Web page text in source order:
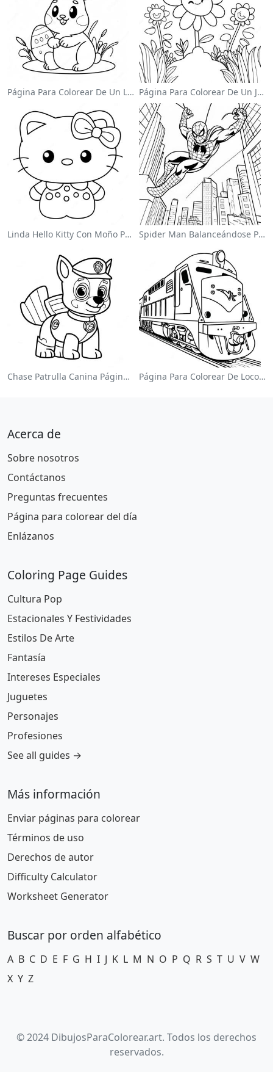
Página Para Colorear De Un Lindo Conejo De Pascua Página Para Colorear De Un Jardín De Flores Coloridas
Linda Hello Kitty Con Moño Para Colorear Spider Man Balanceándose Por La Ciudad Para Colorear
Chase Patrulla Canina Página Para Colorear Página Para Colorear De Locomotora Colorida
Acerca de
Sobre nosotros
Contáctanos
Preguntas frecuentes
Página para colorear del día
Enlázanos
Coloring Page Guides
Cultura Pop
Estacionales Y Festividades
Estilos De Arte
Fantasía
Intereses Especiales
Juguetes
Personajes
Profesiones
See all guides →
Más información
Enviar páginas para colorear
Términos de uso
Derechos de autor
Difficulty Calculator
Worksheet Generator
Buscar por orden alfabético
A B C D E F G H I J K L M N O P Q R S T U V W
X Y Z
© 2024 DibujosParaColorear.art. Todos los derechos
reservados.